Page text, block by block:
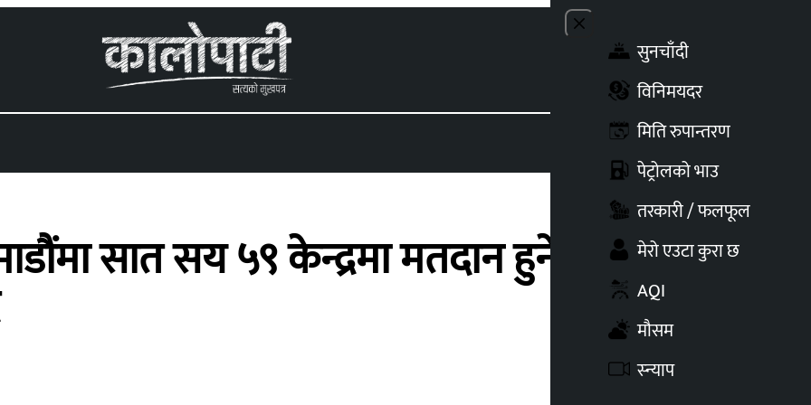
Close menu
सुनचाँदी
विनिमयदर
मिति रुपान्तरण
पेट्रोलको भाउ
तरकारी / फलफूल
मेरो एउटा कुरा छ
AQI
मौसम
स्न्याप
सात सय ५९ केन्द्रमा मतदान हुने, ४६ वटा